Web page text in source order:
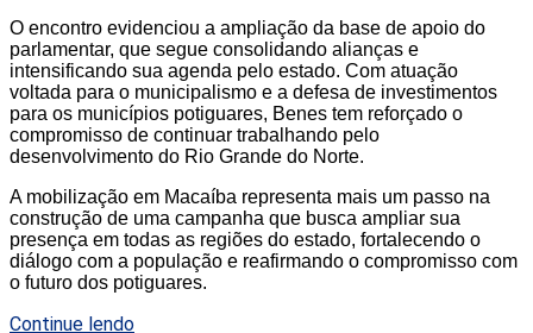
O encontro evidenciou a ampliação da base de apoio do
parlamentar, que segue consolidando alianças e
intensificando sua agenda pelo estado. Com atuação
voltada para o municipalismo e a defesa de investimentos
para os municípios potiguares, Benes tem reforçado o
compromisso de continuar trabalhando pelo
desenvolvimento do Rio Grande do Norte.
A mobilização em Macaíba representa mais um passo na
construção de uma campanha que busca ampliar sua
presença em todas as regiões do estado, fortalecendo o
diálogo com a população e reafirmando o compromisso com
o futuro dos potiguares.
Continue lendo